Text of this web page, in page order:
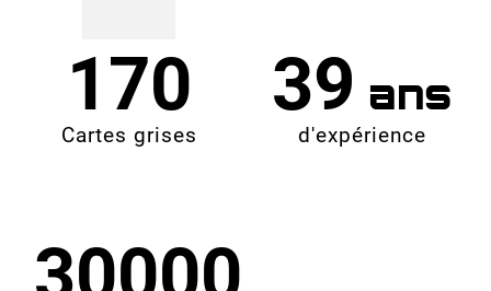
170
Cartes grises
39
d'expérience
30000